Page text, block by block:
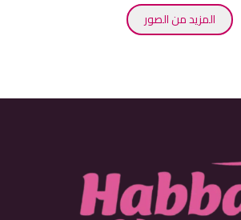
المزيد من الصور